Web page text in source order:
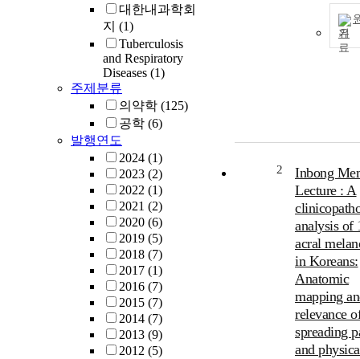
대한내과학회
지 (1)
Tuberculosis
and Respiratory
Diseases (1)
주제분류
의약학 (125)
공학 (6)
발행연도
2024 (1)
2023 (2)
2022 (1)
2021 (2)
2020 (6)
2019 (5)
2018 (7)
2017 (1)
2016 (7)
2015 (7)
2014 (7)
2013 (9)
2012 (5)
기
2
Inbong
Lecture : A
analysis of
acral
in Koreans:
Anatomic
mapping
relevance
spreading
and